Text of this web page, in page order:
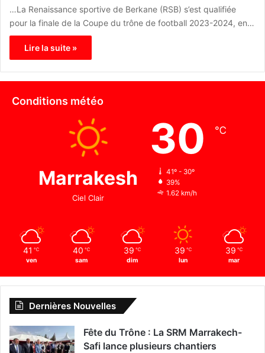
…La Renaissance sportive de Berkane (RSB) s’est qualifiée
pour la finale de la Coupe du trône de football 2023-2024, en…
Lire la suite »
Conditions météo
Marrakesh
Ciel Clair
30 ℃
41º - 30º
39%
1.62 km/h
41 ℃
ven
40 ℃
sam
39 ℃
dim
39 ℃
lun
39 ℃
mar
Dernières Nouvelles
Fête du Trône : La SRM Marrakech-
Safi lance plusieurs chantiers